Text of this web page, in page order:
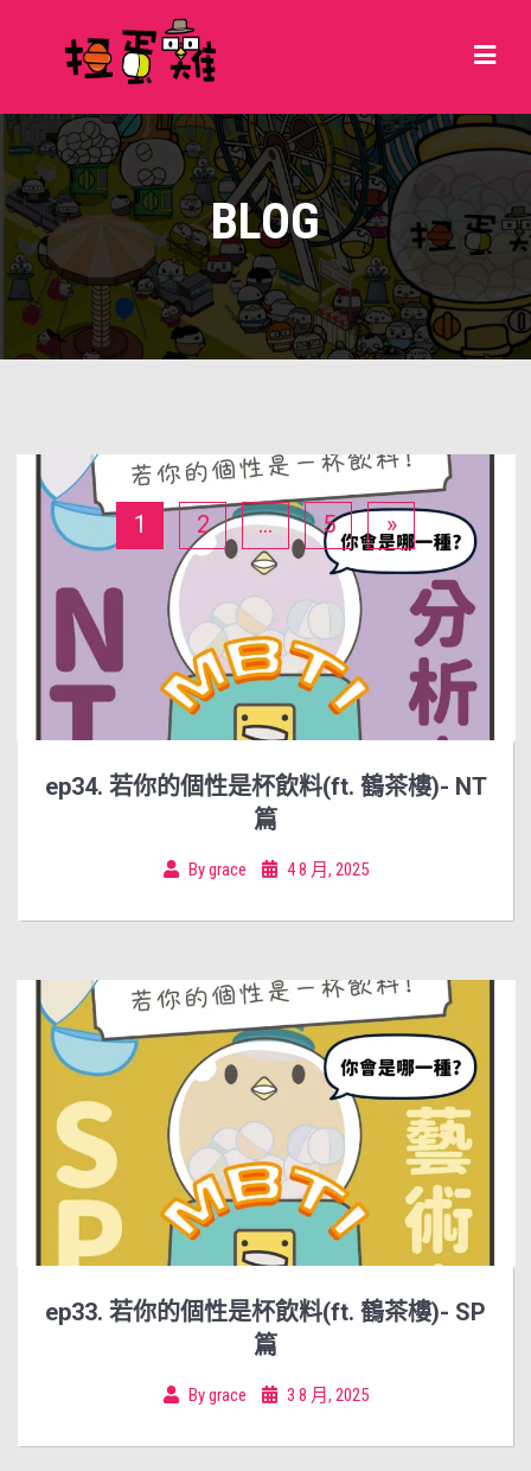
BLOG
ep34. 若你的個性是杯飲料(ft. 鶴茶樓)- NT
篇
Bygrace 4 8 月, 2025
ep33. 若你的個性是杯飲料(ft. 鶴茶樓)- SP
篇
Bygrace 3 8 月, 2025
1 2 ... 5 »